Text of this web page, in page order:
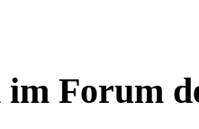
Forum